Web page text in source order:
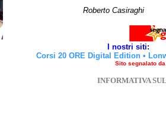
Roberto
I nostri siti:
Corsi 20 ORE Digital Edition •
Sito segnalato
INFORMATIVA